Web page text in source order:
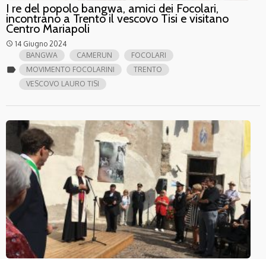
I re del popolo bangwa, amici dei Focolari,
incontrano a Trento il vescovo Tisi e visitano
Centro Mariapoli
access_time 14 Giugno 2024
label
BANGWA CAMERUN
FOCOLARI
MOVIMENTO FOCOLARINI
TRENTO
VESCOVO LAURO TISI